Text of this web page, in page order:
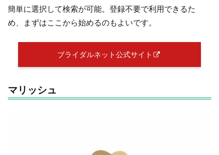
簡単に選択して検索が可能。登録不要で利用できるた
め、まずはここから始めるのもよいです。
ブライダルネット公式サイト
マリッシュ